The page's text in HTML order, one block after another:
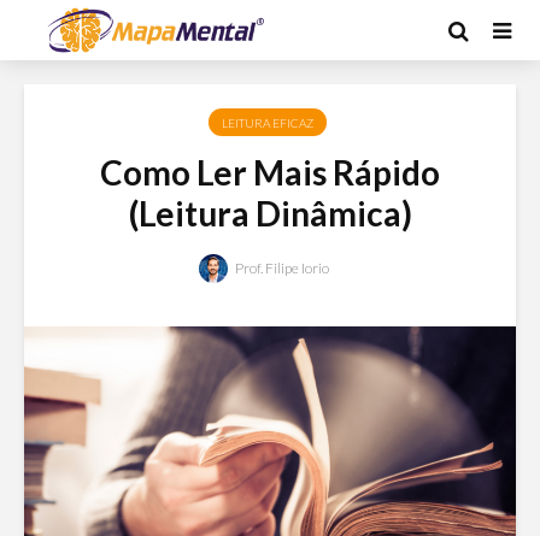
LEITURA EFICAZ
Como Ler Mais Rápido
(Leitura Dinâmica)
Prof. Filipe Iorio